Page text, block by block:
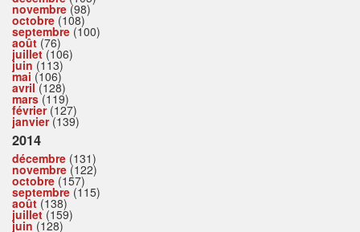
novembre (98)
octobre (108)
septembre (100)
août (76)
juillet(106)
juin (113)
mai (106)
avril(128)
mars(119)
février(127)
janvier(139)
2014
décembre (131)
novembre (122)
octobre (157)
septembre (115)
août (138)
juillet(159)
juin (128)